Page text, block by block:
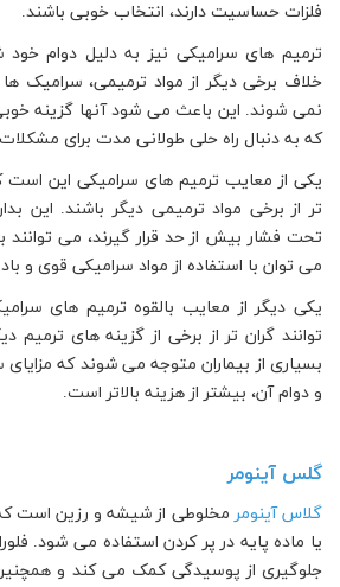
فلزات حساسیت دارند، انتخاب خوبی باشند.
ترمیم های سرامیکی نیز به دلیل دوام
خلاف برخی دیگر از مواد ترمیمی، سرامیک
نمی شوند. این باعث می شود آنها گزینه خوبی
که به دنبال راه حلی طولانی مدت برای
یکی از معایب ترمیم های سرامیکی این است
تر از برخی مواد ترمیمی دیگر باشند. این
تحت فشار بیش از حد قرار گیرند، می توانند
می توان با استفاده از مواد سرامیکی قوی و
یکی دیگر از معایب بالقوه ترمیم های
توانند گران تر از برخی از گزینه های ترمیم
بسیاری از بیماران متوجه می شوند که مزایای
و دوام آن، بیشتر از هزینه بالاتر است.
گلس آینومر
گلاس آینومر مخلوطی از شیشه و رزین است
یا ماده پایه در پر کردن استفاده می شود.
جلوگیری از پوسیدگی کمک می کند و